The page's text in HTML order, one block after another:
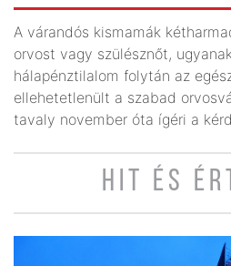
A várandós kismamák
orvost vagy szülésznőt,
hálapénztilalom folytán az
ellehetetlenült a szabad
tavaly november óta ígéri a
HIT ÉS